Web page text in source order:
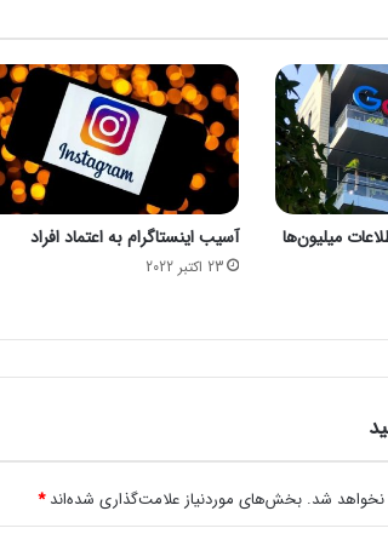
/
0
5
/
2
8
ب
ا
و
د
ش
میلیون‌ها
آسیب اینستاگرام به اعتماد افراد
23 اکتبر 2022
نخواهد شد. بخش‌های موردنیاز علامت‌گذاری شده‌اند*